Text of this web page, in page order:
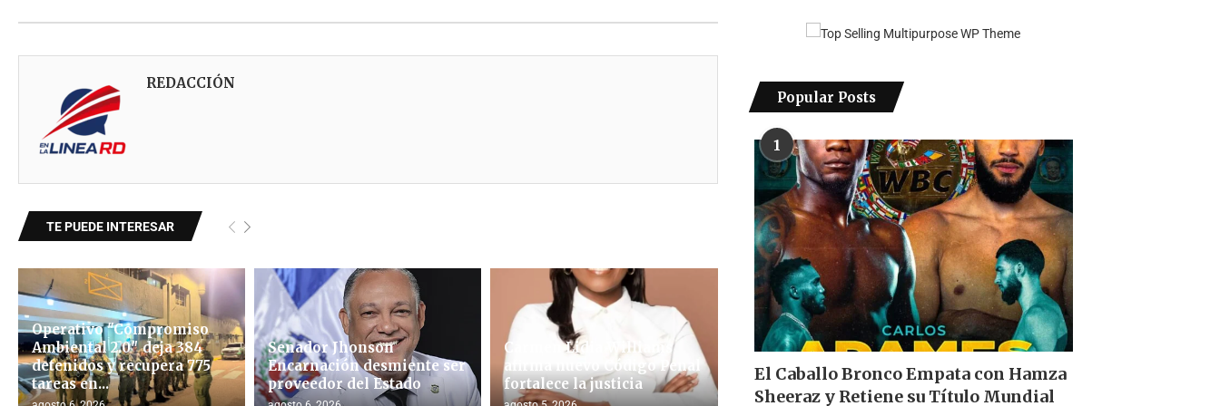
REDACCIÓN
TE PUEDE INTERESAR
Operativo "Compromiso
Ambiental 2.0″ deja 384
detenidos y recupera 775
tareas en...
Senador Jhonson
Encarnación desmiente ser
proveedor del Estado
Carmen Lidia Williams
afirma nuevo Código Penal
fortalece la justicia
Popular Posts
1
El Caballo Bronco Empata con Hamza
Sheeraz y Retiene su Título Mundial